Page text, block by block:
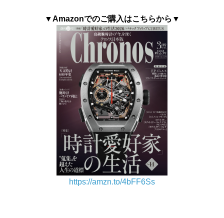
▼Amazonでのご購入はこちらから▼
https://amzn.to/4bFF6Ss